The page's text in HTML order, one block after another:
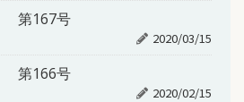
第167号
2020/03/15
第166号
2020/02/15